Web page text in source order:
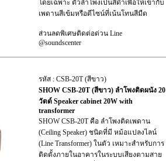
โดยเฉพาะ ตัวลำโพงเป็นสีดำเพื่อให้เข้ากับ
เพดานสีเข้มหรือดีไซน์ที่เน้นโทนสีมืด
ส่วนลดพิเศษติดต่อด่วน Line
@soundscenter
รหัส : CSB-20T (สีขาว)
SHOW CSB-20T (สีขาว) ลำโพงติดผนัง 20
วัตต์ Speaker cabinet 20W with
transformer
SHOW CSB-20T คือ ลำโพงติดเพดาน
(Ceiling Speaker) ชนิดที่มี หม้อแปลงไลน์
(Line Transformer) ในตัว เหมาะสำหรับการ
ติดตั้งภายในอาคารในระบบเสียงตามสาย